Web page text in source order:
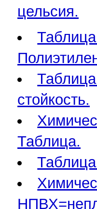
цельсия.
стойкость.
Таблица.